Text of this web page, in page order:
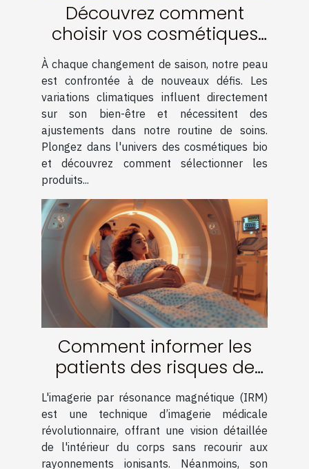
Découvrez comment
choisir vos cosmétiques
bio pour chaque saison
À chaque changement de saison, notre peau
est confrontée à de nouveaux défis. Les
variations climatiques influent directement
sur son bien-être et nécessitent des
ajustements dans notre routine de soins.
Plongez dans l'univers des cosmétiques bio
et découvrez comment sélectionner les
produits...
Comment informer les
patients des risques de
l'IRM en début de
grossesse
L'imagerie par résonance magnétique (IRM)
est une technique d’imagerie médicale
révolutionnaire, offrant une vision détaillée
de l'intérieur du corps sans recourir aux
rayonnements ionisants. Néanmoins, son